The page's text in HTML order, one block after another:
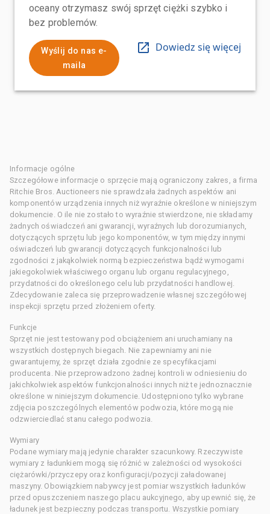
oceany otrzymasz swój sprzęt ciężki szybko i
bez problemów.
Wyślij do nas e-
maila
Dowiedz się więcej
Informacje ogólne
Szczegółowe informacje o sprzęcie mają ograniczony zakres, a firma
Ritchie Bros. Auctioneers nie sprawdzała żadnych aspektów ani
komponentów urządzenia innych niż wyraźnie określone w niniejszym
dokumencie. O ile nie zostało to wyraźnie stwierdzone, nie składamy
żadnych oświadczeń ani gwarancji, wyraźnych lub dorozumianych,
dotyczących sprzętu lub jego komponentów, w tym między innymi
oświadczeń lub gwarancji dotyczących funkcjonalności lub
zgodności z jakąkolwiek normą bezpieczeństwa bądź wymogami
jakiegokolwiek właściwego organu lub organu regulacyjnego,
przydatności do określonego celu lub przydatności handlowej.
Zdecydowanie zaleca się przeprowadzenie własnej szczegółowej
inspekcji sprzętu przed złożeniem oferty.
Funkcje
Sprzęt nie jest testowany pod obciążeniem ani uruchamiany na
wszystkich dostępnych biegach. Nie zapewniamy ani nie
gwarantujemy, że sprzęt działa zgodnie ze specyfikacjami
producenta. Nie przeprowadzono żadnej kontroli w odniesieniu do
jakichkolwiek aspektów funkcjonalności innych niż te jednoznacznie
określone w niniejszym dokumencie. Udostępniono tylko wybrane
zdjęcia poszczególnych elementów podwozia, które mogą nie
odzwierciedlać stanu całego podwozia.
Wymiary
Podane wymiary mają jedynie charakter szacunkowy. Rzeczywiste
wymiary z ładunkiem mogą się różnić w zależności od wysokości
ciężarówki/przyczepy oraz konfiguracji/pozycji załadowanej
maszyny. Obowiązkiem nabywcy jest pomiar wszystkich ładunków
przed opuszczeniem naszego placu aukcyjnego, aby upewnić się, że
ładunek jest bezpieczny podczas transportu. Wszystkie pomiary